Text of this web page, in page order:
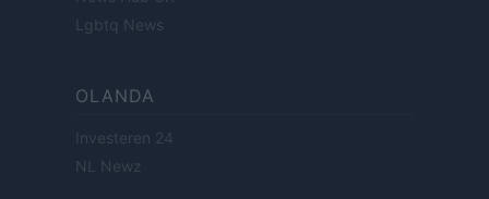
Lgbtq News
OLANDA
Investeren 24
NL Newz